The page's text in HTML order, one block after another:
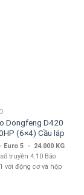
Dongfeng D420
(6×4) Cầu láp
Euro 5 - 24.000 KG
truyền 4.10 Bảo
với động cơ và hộp